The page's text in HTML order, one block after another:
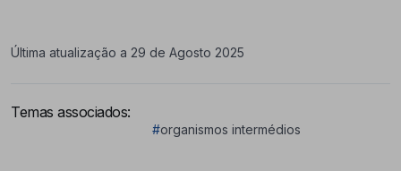
Última atualização a 29 de Agosto 2025
Temas associados:
#organismos intermédios